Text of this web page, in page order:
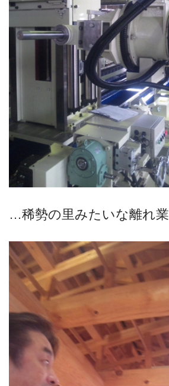
…稀勢の里みたいな離れ業